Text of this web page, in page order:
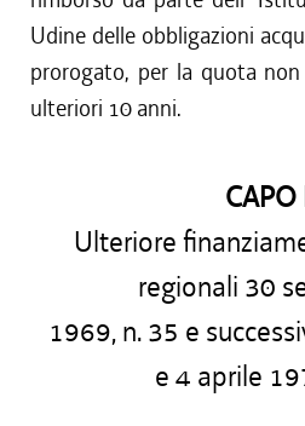
Udine delle obbligazioni
prorogato, per la quota
ulteriori 10 anni.
CAPO
Ulteriore
regionali 30
1969, n. 35 e
e 4 aprile